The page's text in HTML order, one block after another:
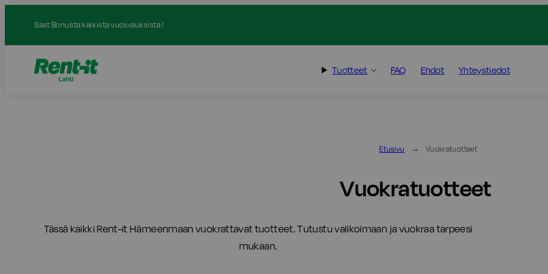
sisältöönSaat Bonusta kaikista vuokrauksista !
Tuotteet FAQ Ehdot Yhteystiedot
Etusivu Vuokratuotteet
Vuokratuotteet
Tässä kaikki Rent-it Hämeenmaan vuokrattavat tuotteet. Tutustu valikoimaan ja vuokraa tarpeesi
mukaan.